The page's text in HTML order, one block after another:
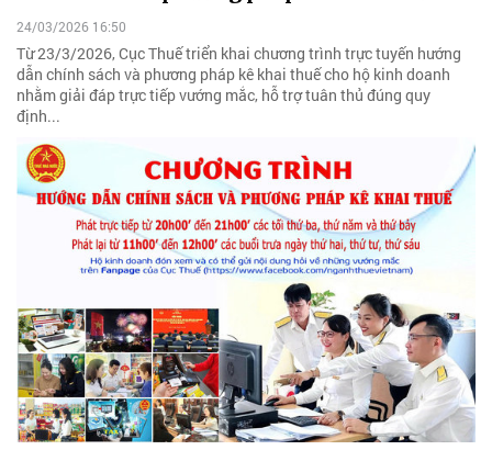
24/03/2026 16:50
Từ 23/3/2026, Cục Thuế triển khai chương trình trực tuyến hướng
dẫn chính sách và phương pháp kê khai thuế cho hộ kinh doanh
nhằm giải đáp trực tiếp vướng mắc, hỗ trợ tuân thủ đúng quy
định...